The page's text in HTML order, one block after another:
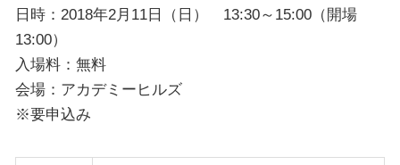
日時：2018年2月11日（日） 13:30～15:00（開場
13:00）
入場料：無料
会場：アカデミーヒルズ
※要申込み